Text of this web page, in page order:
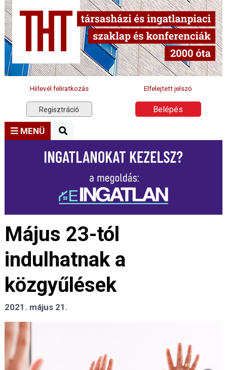
Hírlevél feliratkozás Elfelejtett jelszó
Regisztráció Belépés
MENÜ
Május 23-tól
indulhatnak a
közgyűlések
2021. május 21.